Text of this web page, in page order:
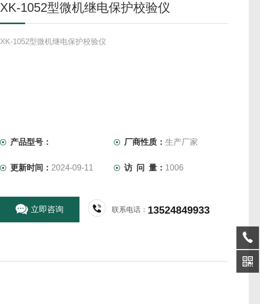
XK-1052型微机继电保护校验仪
XK-1052型微机继电保护校验仪
产品型号： 厂商性质：生产厂家
更新时间： 2024-09-11 访 问 量： 1006
立即咨询 联系电话： 13524849933